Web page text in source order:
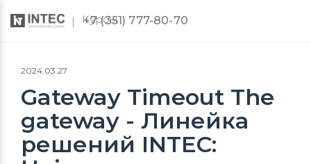
Курсы
+7 (351) 777-80-70
2024.03.27
Gateway Timeout The
gateway - Линейка
решений INTEC: